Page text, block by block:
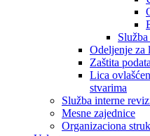
Odeljenje za
Zaštita
Lica
stvarima
Služba interne
Mesne zajednice
Organizaciona